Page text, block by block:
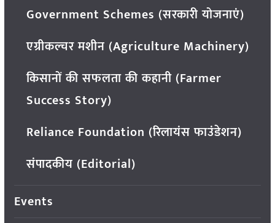
Government Schemes (सरकारी योजनाएं)
एग्रीकल्चर मशीन (Agriculture Machinery)
किसानों की सफलता की कहानी (Farmer
Success Story)
Reliance Foundation (रिलायंस फाउंडेशन)
संपादकीय (Editorial)
Events